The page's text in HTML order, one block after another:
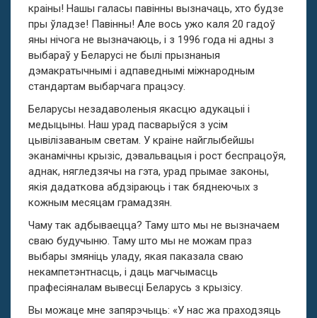
краіны! Нашы галасы павінны вызначаць, хто будзе
пры ўладзе! Павінны! Але вось ужо каля 20 гадоў
яны нічога не вызначаюць, і з 1996 года ні адны з
выбараў у Беларусі не былі прызнаныя
дэмакратычнымі і адпаведнымі міжнародным
стандартам выбарчага працэсу.
Беларусы незадаволеныя якасцю адукацыі і
медыцыны. Наш урад пасварыўся з усім
цывілізаваным светам. У краіне найглыбейшы
эканамічны крызіс, дэвальвацыя і рост беспрацоўя,
аднак, нягледзячы на гэта, урад прымае законы,
якія дадаткова абдзіраюць і так бяднеючых з
кожным месяцам грамадзян.
Чаму так адбываецца? Таму што мы не вызначаем
сваю будучыню. Таму што мы не можам праз
выбары змяніць уладу, якая паказала сваю
некампетэнтнасць, і даць магчымасць
прафесіяналам вывесці Беларусь з крызісу.
Вы можаце мне запярэчыць: «У нас жа праходзяць